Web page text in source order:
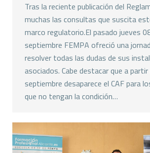
Tras la reciente publicación del
muchas las consultas que suscita
marco regulatorio.El pasado jueves
septiembre FEMPA ofreció una
resolver todas las dudas de sus
asociados. Cabe destacar que a partir
septiembre desaparece el CAF para
que no tengan la condición…